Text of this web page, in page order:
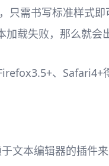
只需书写标准样式
载失败，那么就会
、Safari4+
文本编辑器的插件